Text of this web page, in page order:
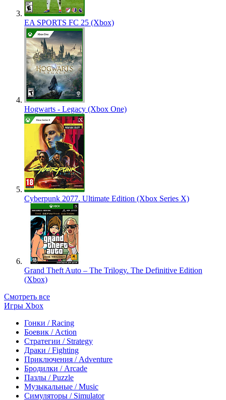
EA SPORTS FC 25 (Xbox)
Hogwarts - Legacy (Xbox One)
Cyberpunk 2077. Ultimate Edition (Xbox Series X)
Grand Theft Auto – The Trilogy. The Definitive Edition
(Xbox)
Смотреть все
Игры Xbox
Гонки / Racing
Боевик / Action
Стратегии / Strategy
Драки / Fighting
Приключения / Adventure
Бродилки / Arcade
Пазлы / Puzzle
Музыкальные / Music
Симуляторы / Simulator